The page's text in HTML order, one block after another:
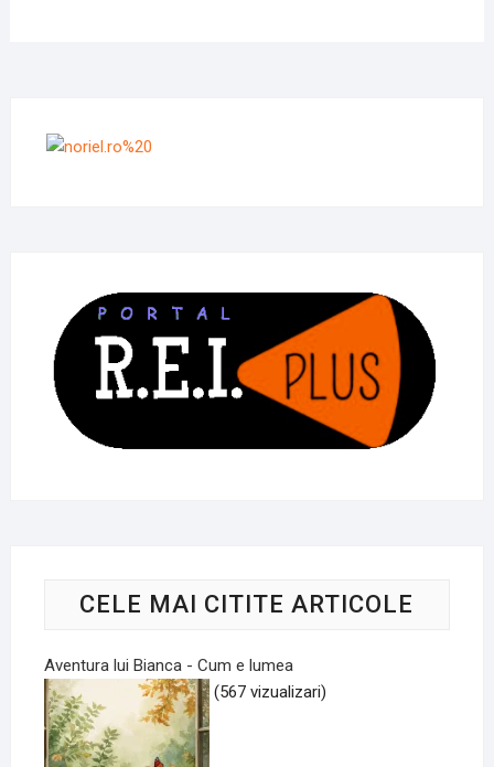
CELE MAI CITITE ARTICOLE
Aventura lui Bianca - Cum e lumea
(567 vizualizari)